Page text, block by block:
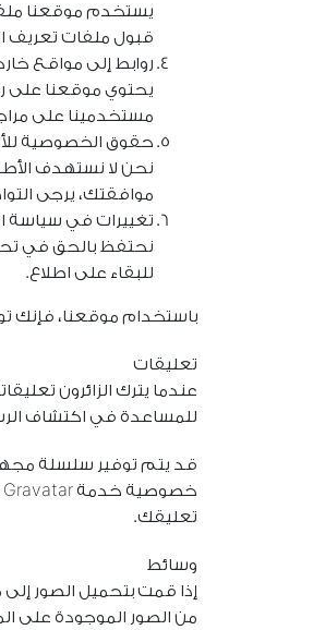
يستخدم موقعنا
قبول ملفات تعريف
روابط إلى مواقع
يحتوي موقعنا على
مستخدمينا على
حقوق الخصوصية
موافقتك، يرجى
تغييرات في سياسة
نحتفظ بالحق في
للبقاء على اطلاع.
باستخدام موقعنا، فإنك
تعليقات
للمساعدة في اكتشاف
تعليقك.
وسائط
من الصور الموجودة على